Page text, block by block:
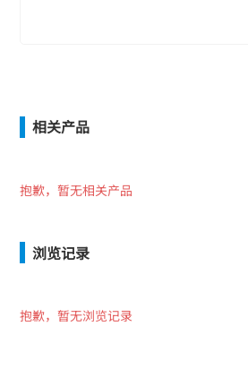
相关产品
抱歉，暂无相关产品
浏览记录
抱歉，暂无浏览记录